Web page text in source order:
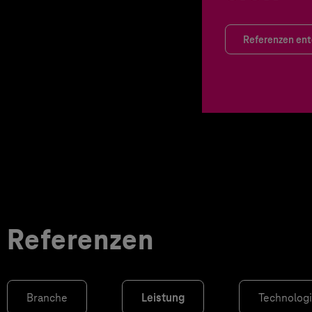
Referenzen
Referenzen
Branche Leistung